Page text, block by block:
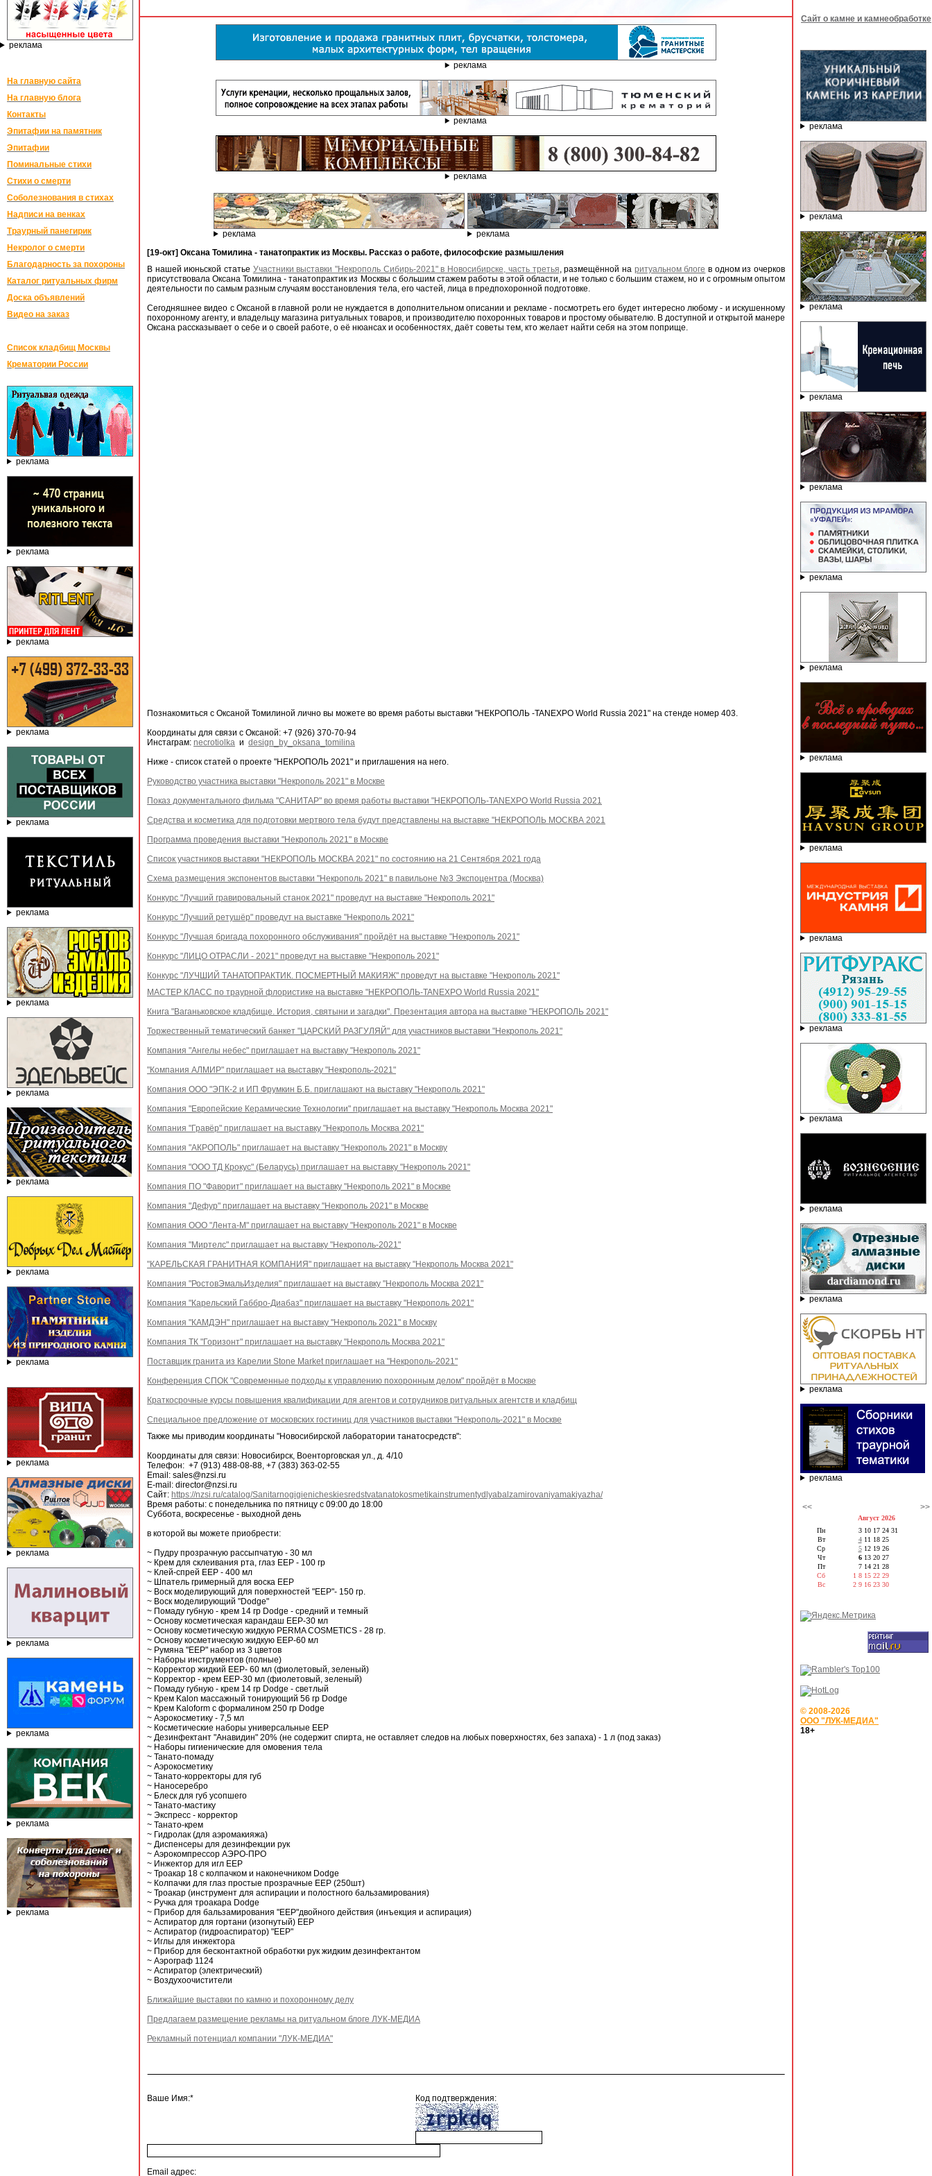
реклама
На главную сайта
На главную блога
Контакты
Эпитафии на памятник
Эпитафии
Поминальные стихи
Стихи о смерти
Соболезнования в стихах
Надписи на венках
Траурный панегирик
Некролог о смерти
Благодарность за похороны
Каталог ритуальных фирм
Доска объявлений
Видео на заказ
Список кладбищ Москвы
Крематории России
реклама
реклама
реклама
реклама
реклама
реклама
реклама
реклама
реклама
реклама
реклама
реклама
реклама
реклама
реклама
реклама
реклама
реклама
реклама
реклама
реклама
реклама
[19-окт] Оксана Томилина - танатопрактик из Москвы. Рассказ о работе, философские размышления
В нашей июньской статье Участники выставки "Некрополь Сибирь-2021" в Новосибирске, часть третья, размещённой на ритуальном блоге в одном из очерков
присутствовала Оксана Томилина - танатопрактик из Москвы с большим стажем работы в этой области, и не только с большим стажем, но и с огромным опытом
деятельности по самым разным случаям восстановления тела, его частей, лица в предпохоронной подготовке.
Сегодняшнее видео с Оксаной в главной роли не нуждается в дополнительном описании и рекламе - посмотреть его будет интересно любому - и искушенному
похоронному агенту, и владельцу магазина ритуальных товаров, и производителю похоронных товаров и простому обывателю. В доступной и открытой манере
Оксана рассказывает о себе и о своей работе, о её нюансах и особенностях, даёт советы тем, кто желает найти себя на этом поприще.
Познакомиться с Оксаной Томилиной лично вы можете во время работы выставки "НЕКРОПОЛЬ -TANEXPO World Russia 2021" на стенде номер 403.
Координаты для связи c Оксаной: +7 (926) 370-70-94
Инстаграм: necrotiolka и design_by_oksana_tomilina
Ниже - список статей о проекте "НЕКРОПОЛЬ 2021" и приглашения на него.
Руководство участника выставки "Некрополь 2021" в Москве
Показ документального фильма "САНИТАР" во время работы выставки "НЕКРОПОЛЬ-TANEXPO World Russia 2021
Средства и косметика для подготовки мертвого тела будут представлены на выставке "НЕКРОПОЛЬ МОСКВА 2021
Программа проведения выставки "Некрополь 2021" в Москве
Список участников выставки "НЕКРОПОЛЬ МОСКВА 2021" по состоянию на 21 Сентября 2021 года
Схема размещения экспонентов выставки "Некрополь 2021" в павильоне №3 Экспоцентра (Москва)
Конкурс "Лучший гравировальный станок 2021" проведут на выставке "Некрополь 2021"
Конкурс "Лучший ретушёр" проведут на выставке "Некрополь 2021"
Конкурс "Лучшая бригада похоронного обслуживания" пройдёт на выставке "Некрополь 2021"
Конкурс "ЛИЦО ОТРАСЛИ - 2021" проведут на выставке "Некрополь 2021"
Конкурс "ЛУЧШИЙ ТАНАТОПРАКТИК. ПОСМЕРТНЫЙ МАКИЯЖ" проведут на выставке "Некрополь 2021"
МАСТЕР КЛАСС по траурной флористике на выставке "НЕКРОПОЛЬ-TANEXPO World Russia 2021"
Книга "Ваганьковское кладбище. История, святыни и загадки". Презентация автора на выставке "НЕКРОПОЛЬ 2021"
Торжественный тематический банкет "ЦАРСКИЙ РАЗГУЛЯЙ" для участников выставки "Некрополь 2021"
Компания "Ангелы небес" приглашает на выставку "Некрополь 2021"
"Компания АЛМИР" приглашает на выставку "Некрополь-2021"
Компания ООО "ЭПК-2 и ИП Фрумкин Б.Б. приглашают на выставку "Некрополь 2021"
Компания "Европейские Керамические Технологии" приглашает на выставку "Некрополь Москва 2021"
Компания "Гравёр" приглашает на выставку "Некрополь Москва 2021"
Компания "АКРОПОЛЬ" приглашает на выставку "Некрополь 2021" в Москву
Компания "ООО ТД Крокус" (Беларусь) приглашает на выставку "Некрополь 2021"
Компания ПО "Фаворит" приглашает на выставку "Некрополь 2021" в Москве
Компания "Дефур" приглашает на выставку "Некрополь 2021" в Москве
Компания ООО "Лента-М" приглашает на выставку "Некрополь 2021" в Москве
Компания "Миртелс" приглашает на выставку "Некрополь-2021"
"КАРЕЛЬСКАЯ ГРАНИТНАЯ КОМПАНИЯ" приглашает на выставку "Некрополь Москва 2021"
Компания "РостовЭмальИзделия" приглашает на выставку "Некрополь Москва 2021"
Компания "Карельский Габбро-Диабаз" приглашает на выставку "Некрополь 2021"
Компания "КАМДЭН" приглашает на выставку "Некрополь 2021" в Москву
Компания ТК "Горизонт" приглашает на выставку "Некрополь Москва 2021"
Поставщик гранита из Карелии Stone Market приглашает на "Некрополь-2021"
Конференция СПОК "Современные подходы к управлению похоронным делом" пройдёт в Москве
Краткосрочные курсы повышения квалификации для агентов и сотрудников ритуальных агентств и кладбищ
Специальное предложение от московских гостиниц для участников выставки "Некрополь-2021" в Москве
Также мы приводим координаты "Новосибирской лаборатории танатосредств":
Координаты для связи: Новосибирск, Военторговская ул., д. 4/10
Телефон: +7 (913) 488-08-88, +7 (383) 363-02-55
Email: sales@nzsi.ru
E-mail: director@nzsi.ru
Сайт: https://nzsi.ru/catalog/Sanitarnogigienicheskiesredstvatanatokosmetikainstrumentydlyabalzamirovaniyamakiyazha/
Время работы: с понедельника по пятницу с 09:00 до 18:00
Суббота, воскресенье - выходной день
в которой вы можете приобрести:
~ Пудру прозрачную рассыпчатую - 30 мл
~ Крем для склеивания рта, глаз ЕЕР - 100 гр
~ Клей-спрей ЕЕР - 400 мл
~ Шпатель гримерный для воска EEP
~ Воск моделирующий для поверхностей "EEP"- 150 гр.
~ Воск моделирующий "Dodge"
~ Помаду губную - крем 14 гр Dodge - средний и темный
~ Основу косметическая карандаш EEP-30 мл
~ Основу косметическую жидкую PERMA COSMETICS - 28 гр.
~ Основу косметическую жидкую EEP-60 мл
~ Румяна "EEP" набор из 3 цветов
~ Наборы инструментов (полные)
~ Корректор жидкий ЕЕР- 60 мл (фиолетовый, зеленый)
~ Корректор - крем ЕЕР-30 мл (фиолетовый, зеленый)
~ Помаду губную - крем 14 гр Dodge - светлый
~ Крем Kalon массажный тонирующий 56 гр Dodge
~ Крем Kaloform с формалином 250 гр Dodge
~ Аэрокосметику - 7,5 мл
~ Косметические наборы универсальные ЕЕР
~ Дезинфектант "Анавидин" 20% (не содержит спирта, не оставляет следов на любых поверхностях, без запаха) - 1 л (под заказ)
~ Наборы гигиенические для омовения тела
~ Танато-помаду
~ Аэрокосметику
~ Танато-корректоры для губ
~ Наносеребро
~ Блеск для губ усопшего
~ Танато-мастику
~ Экспресс - корректор
~ Танато-крем
~ Гидролак (для аэромакияжа)
~ Диспенсеры для дезинфекции рук
~ Аэрокомпрессор АЭРО-ПРО
~ Инжектор для игл ЕЕР
~ Троакар 18 с колпачком и наконечником Dodge
~ Колпачки для глаз простые прозрачные ЕЕР (250шт)
~ Троакар (инструмент для аспирации и полостного бальзамирования)
~ Ручка для троакара Dodge
~ Прибор для бальзамирования "EEP"двойного действия (инъекция и аспирация)
~ Аспиратор для гортани (изогнутый) ЕЕР
~ Аспиратор (гидроаспиратор) "EEP"
~ Иглы для инжектора
~ Прибор для бесконтактной обработки рук жидким дезинфектантом
~ Аэрограф 1124
~ Аспиратор (электрический)
​​​~ Воздухоочистители
Ближайшие выставки по камню и похоронному делу
Предлагаем размещение рекламы на ритуальном блоге ЛУК-МЕДИА
Рекламный потенциал компании "ЛУК-МЕДИА"
Код подтверждения:
Ваше Имя:*
Email адрес:
Сайт о камне и камнеобработке
реклама
реклама
реклама
реклама
реклама
реклама
реклама
реклама
реклама
реклама
реклама
реклама
реклама
реклама
реклама
реклама
<< >>
Август 2026
Пн
Вт
Ср
Чт
Пт
Сб
Вс
3 10 17 24 31
4 11 18 25
5 12 19 26
6 13 20 27
7 14 21 28
1 8 15 22 29
2 9 16 23 30
© 2008-2026
ООО "ЛУК-МЕДИА"
18+